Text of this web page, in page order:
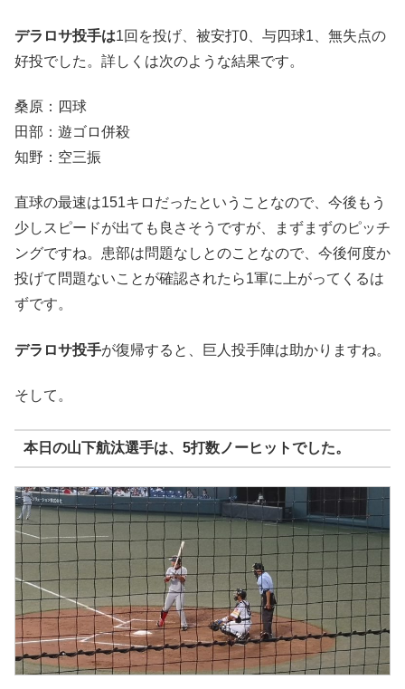
デラロサ投手は1回を投げ、被安打0、与四球1、無失点の
好投でした。詳しくは次のような結果です。
桑原：四球
田部：遊ゴロ併殺
知野：空三振
直球の最速は151キロだったということなので、今後もう
少しスピードが出ても良さそうですが、まずまずのピッチ
ングですね。患部は問題なしとのことなので、今後何度か
投げて問題ないことが確認されたら1軍に上がってくるは
ずです。
デラロサ投手が復帰すると、巨人投手陣は助かりますね。
そして。
本日の山下航汰選手は、5打数ノーヒットでした。